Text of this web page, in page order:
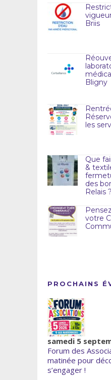
Briis
Bligny
les
Que
&
des
Relais ?
votre
PROCHAINS
samedi 5
Forum des
matinée pour
s’engager !